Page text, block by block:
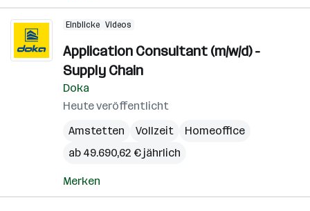
Einblicke Videos
Application Consultant (m/w/d) -
Supply Chain
Doka
Heute veröffentlicht
Amstetten
Vollzeit
Homeoffice
ab 49.690,62 € jährlich
Merken